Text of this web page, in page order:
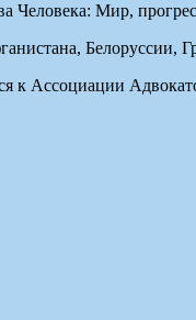
Мир,
Белоруссии,
к Ассоциации